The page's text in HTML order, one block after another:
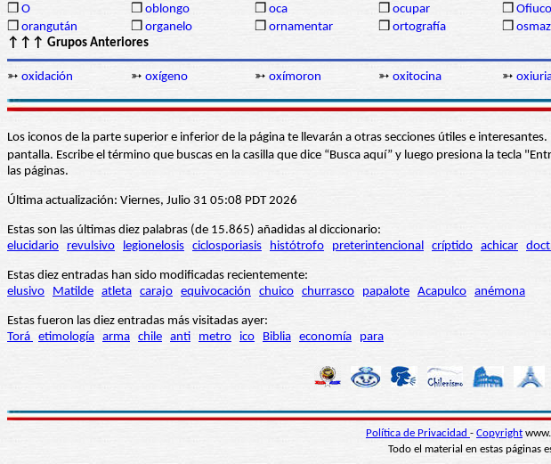
❒ O ❒ oblongo ❒ oca ❒ ocupar ❒ Ofiuco
❒ orangután ❒ organelo ❒ ornamentar ❒ ortografía ❒
↑↑↑ Grupos Anteriores
➳ oxidación ➳ oxígeno ➳ oxímoron ➳ oxitocina ➳
Los iconos de la parte superior e inferior de la página te llevarán a otras secciones útiles e
pantalla. Escribe el término que buscas en la casilla que dice “Busca aquí” y luego presiona la
las páginas.
Última actualización: Viernes, Julio 31 05:08 PDT 2026
Estas son las últimas diez palabras (de 15.865) añadidas al diccionario:
elucidario
revulsivo legionelosis ciclosporiasis histótrofo preterintencional críptido achicar
Estas diez entradas han sido modificadas recientemente:
elusivo
Matilde atleta carajo equivocación chuico churrasco papalote Acapulco anémona
Estas fueron las diez entradas más visitadas ayer:
Torá etimología arma chile anti metro ico Biblia economía para
Política de Privacidad - Copyright
Todo el material en estas páginas